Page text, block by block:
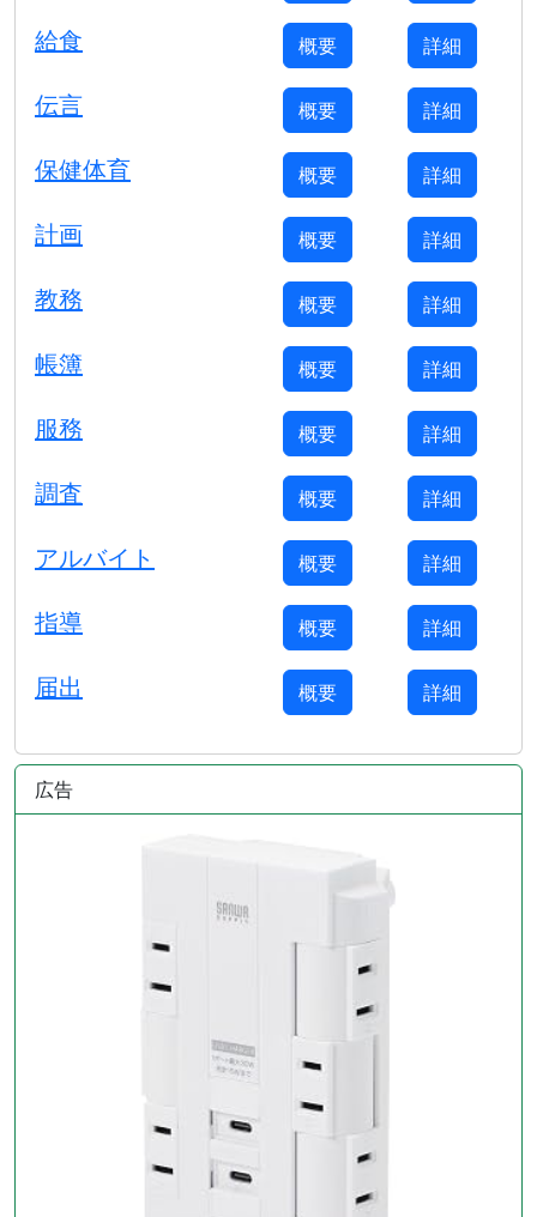
給食 概要 詳細
伝言 概要 詳細
保健体育 概要 詳細
計画 概要 詳細
教務 概要 詳細
帳簿 概要 詳細
服務 概要 詳細
調査 概要 詳細
アルバイト 概要 詳細
指導 概要 詳細
届出 概要 詳細
広告